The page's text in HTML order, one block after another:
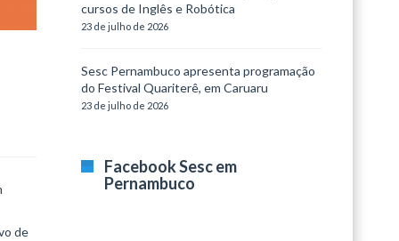
de
cursos de Inglês e Robótica
23 de julho de 2026
Sesc Pernambuco apresenta programação
do Festival Quariterê, em Caruaru
23 de julho de 2026
Facebook Sesc em
Pernambuco